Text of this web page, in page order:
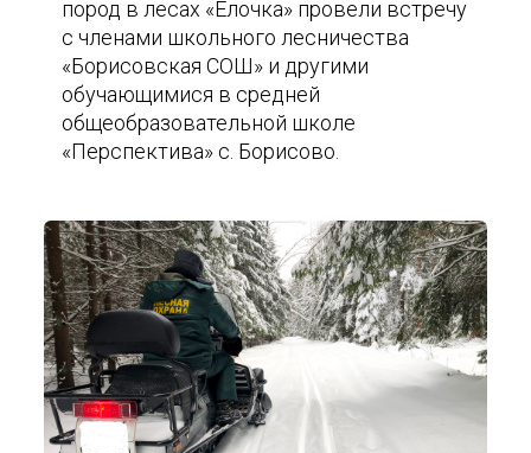
пород в лесах «Елочка» провели встречу
с членами школьного лесничества
«Борисовская СОШ» и другими
обучающимися в средней
общеобразовательной школе
«Перспектива» с. Борисово.